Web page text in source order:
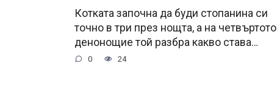
Котката започна да буди стопанина си
точно в три през нощта, а на четвъртото
денонощие той разбра какво става…
0 24